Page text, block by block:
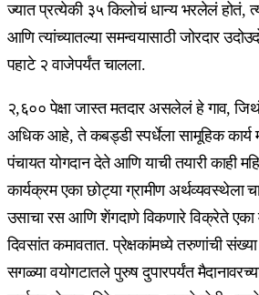
ज्यात प्रत्येकी ३५ किलोचं धान्य भरलेलं होतं,
आणि त्यांच्यातल्या समन्वयासाठी जोरदार
पहाटे २ वाजेपर्यंत चालला.
२,६०० पेक्षा जास्त मतदार असलेलं हे गाव,
अधिक आहे, ते कबड्डी स्पर्धेला सामूहिक कार्य
पंचायत योगदान देते आणि याची तयारी काही
कार्यक्रम एका छोट्या ग्रामीण अर्थव्यवस्थेला
उसाचा रस आणि शेंगदाणे विकणारे विक्रेते एका
दिवसांत कमावतात. प्रेक्षकांमध्ये तरुणांची
सगळ्या वयोगटातले पुरुष दुपारपर्यंत